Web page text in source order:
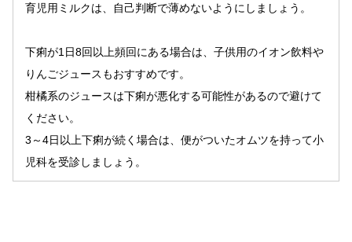
育児用ミルクは、自己判断で薄めないようにしましょう。
下痢が1日8回以上頻回にある場合は、子供用のイオン飲料や
りんごジュースもおすすめです。
柑橘系のジュースは下痢が悪化する可能性があるので避けて
ください。
3～4日以上下痢が続く場合は、便がついたオムツを持って小
児科を受診しましょう。